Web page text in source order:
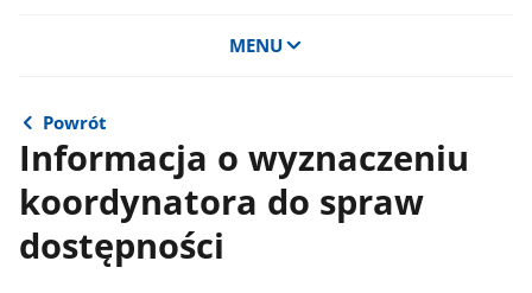
MENU
Powrót
Informacja o wyznaczeniu
koordynatora do spraw
dostępności